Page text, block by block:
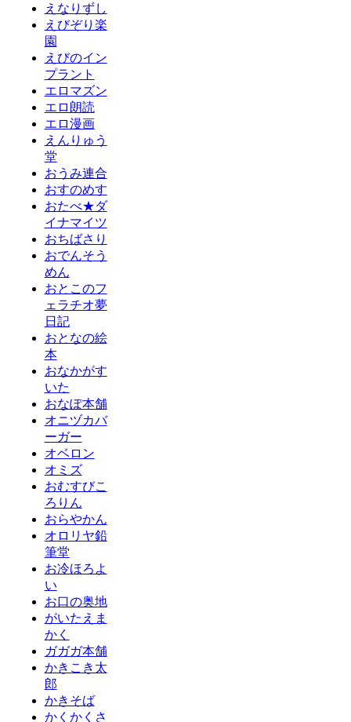
えなりずし
えびぞり楽
園
えびのイン
プラント
エロマズン
エロ朗読
エロ漫画
えんりゅう
堂
おうみ連合
おすのめす
おたべ★ダ
イナマイツ
おちばさり
おでんそう
めん
おとこのフ
ェラチオ夢
日記
おとなの絵
本
おなかがす
いた
おなぽ本舗
オニヅカバ
ーガー
オベロン
オミズ
おむすびこ
ろりん
おらやかん
オロリヤ鉛
筆堂
お冷ほろよ
い
お口の奥地
がいたえま
かく
ガガガ本舗
かきこき太
郎
かきそば
かくかくさ